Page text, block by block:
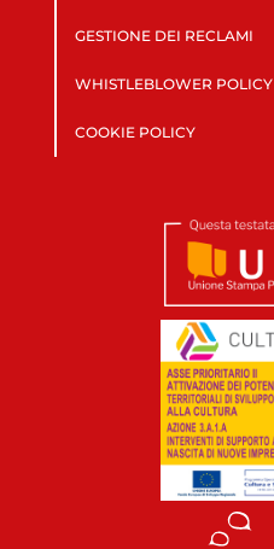
GESTIONE DEI RECLAMI
WHISTLEBLOWER POLICY
COOKIE POLICY